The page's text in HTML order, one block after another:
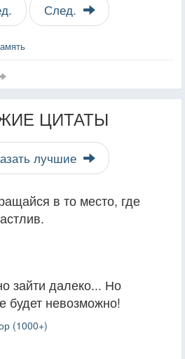
След.
ЦИТАТЫ
лучшие
в то место, где
зайти далеко... Но
будет невозможно!
(1000+)